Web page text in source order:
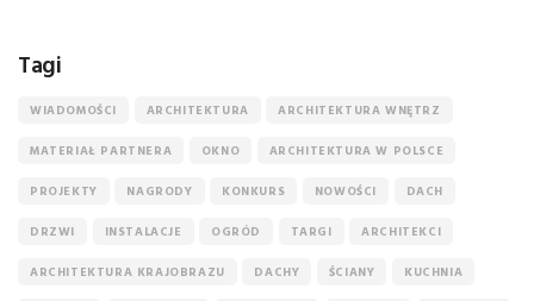
Tagi
WIADOMOŚCI ARCHITEKTURA ARCHITEKTURA WNĘTRZ
MATERIAŁ PARTNERA OKNO ARCHITEKTURA W POLSCE
PROJEKTY NAGRODY KONKURS NOWOŚCI DACH
DRZWI INSTALACJE OGRÓD TARGI ARCHITEKCI
ARCHITEKTURA KRAJOBRAZU DACHY ŚCIANY KUCHNIA